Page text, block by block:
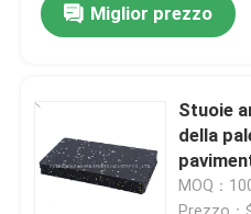
Miglior prezzo
Stuoie
della
palestra
MOQ：